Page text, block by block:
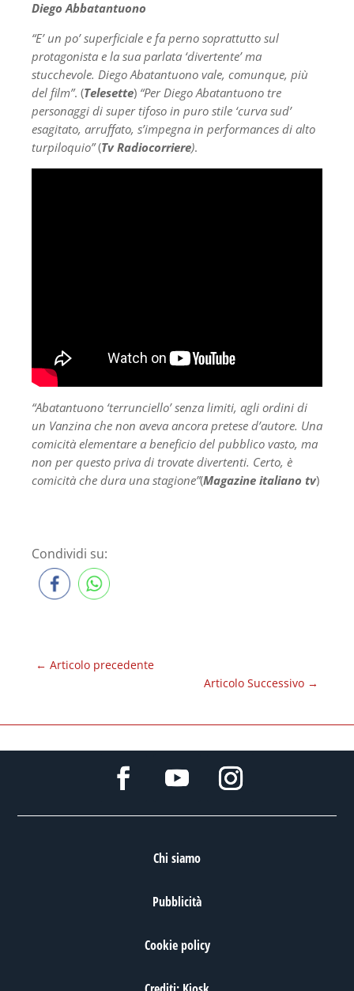
Diego Abbatantuono
“E’ un po’ superficiale e fa perno soprattutto sul
protagonista e la sua parlata ‘divertente’ ma
stucchevole. Diego Abatantuono vale, comunque, più
del film”. (Telesette) “Per Diego Abatantuono tre
personaggi di super tifoso in puro stile ‘curva sud’
esagitato, arruffato, s’impegna in performances di alto
turpiloquio”(Tv Radiocorriere).
“Abatantuono ‘terrunciello’ senza limiti, agli ordini di
un Vanzina che non aveva ancora pretese d’autore. Una
comicità elementare a beneficio del pubblico vasto, ma
non per questo priva di trovate divertenti. Certo, è
comicità che dura una stagione”(Magazine italiano tv)
Condividi su:
← Articolo precedente
Articolo Successivo →
Chi siamo
Pubblicità
Cookie policy